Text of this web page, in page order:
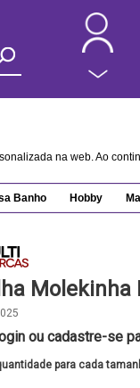
na web. Ao
Banho Hobby
Molekinha
ou cadastre-se
para cada